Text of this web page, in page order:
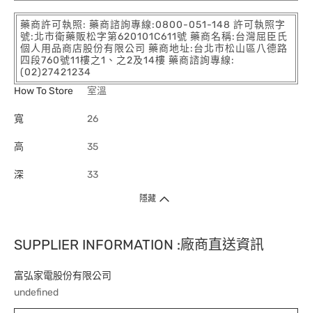
藥商許可執照: 藥商諮詢專線:0800-051-148 許可執照字
號:北市衛藥販松字第620101C611號 藥商名稱:台灣屈臣氏
個人用品商店股份有限公司 藥商地址:台北市松山區八德路
四段760號11樓之1、之2及14樓 藥商諮詢專線:
(02)27421234
How To Store
室溫
寬 26
高 35
深 33
隱藏
SUPPLIER INFORMATION :廠商直送資訊
富弘家電股份有限公司
undefined